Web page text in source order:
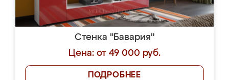
Стенка "Бавария"
Цена: от 49 000 руб.
ПОДРОБНЕЕ